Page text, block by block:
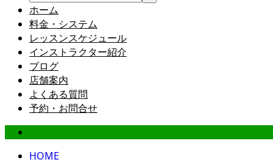
ホーム
料金・システム
レッスンスケジュール
インストラクター紹介
ブログ
店舗案内
よくある質問
予約・お問合せ
HOME